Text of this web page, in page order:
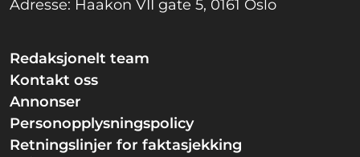
Adresse: Haakon VII gate 5, 0161 Oslo
Redaksjonelt team
Kontakt oss
Annonser
Personopplysningspolicy
Retningslinjer for faktasjekking